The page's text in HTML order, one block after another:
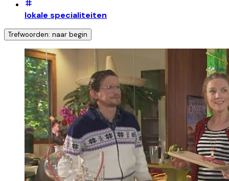
lokale specialiteiten
Trefwoorden: naar begin